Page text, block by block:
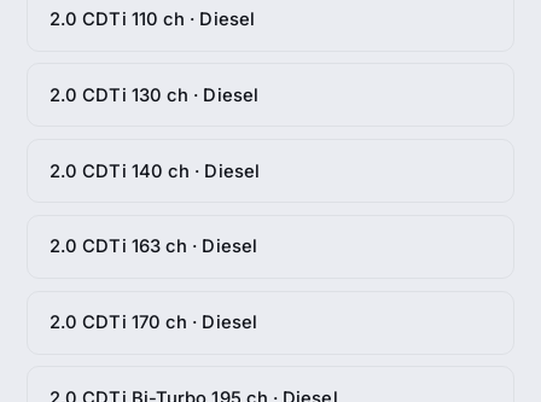
2.0 CDTi 110 ch · Diesel
2.0 CDTi 130 ch · Diesel
2.0 CDTi 140 ch · Diesel
2.0 CDTi 163 ch · Diesel
2.0 CDTi 170 ch · Diesel